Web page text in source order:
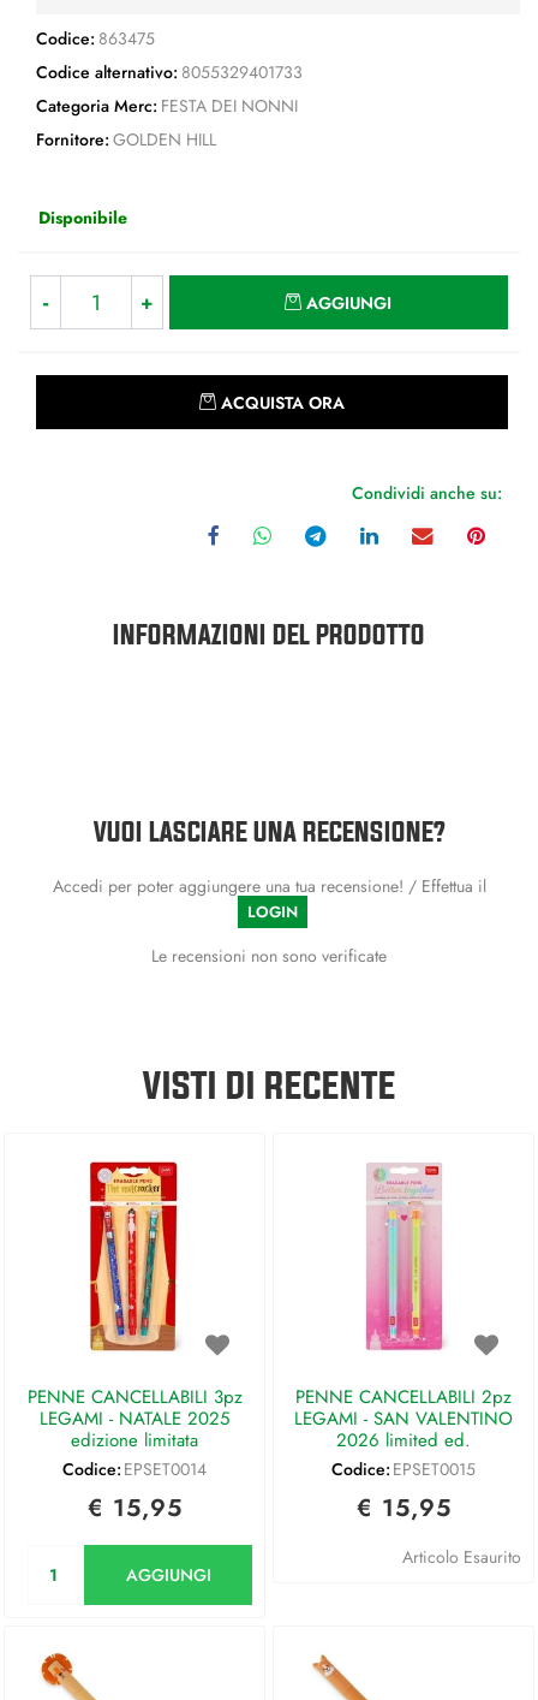
Codice: 863475
Codice alternativo: 8055329401733
Categoria Merc: FESTA DEI NONNI
Fornitore: GOLDEN HILL
Disponibile
AGGIUNGI
ACQUISTA ORA
Condividi anche su:
INFORMAZIONI DEL PRODOTTO
VUOI LASCIARE UNA RECENSIONE?
Accedi per poter aggiungere una tua recensione! / Effettua il
LOGIN
Le recensioni non sono verificate
VISTI DI RECENTE
PENNE CANCELLABILI 3pz
LEGAMI - NATALE 2025
edizione limitata
Codice: EPSET0014
€ 15,95
AGGIUNGI
PENNE CANCELLABILI 2pz
LEGAMI - SAN VALENTINO
2026 limited ed.
Codice: EPSET0015
€ 15,95
Articolo Esaurito